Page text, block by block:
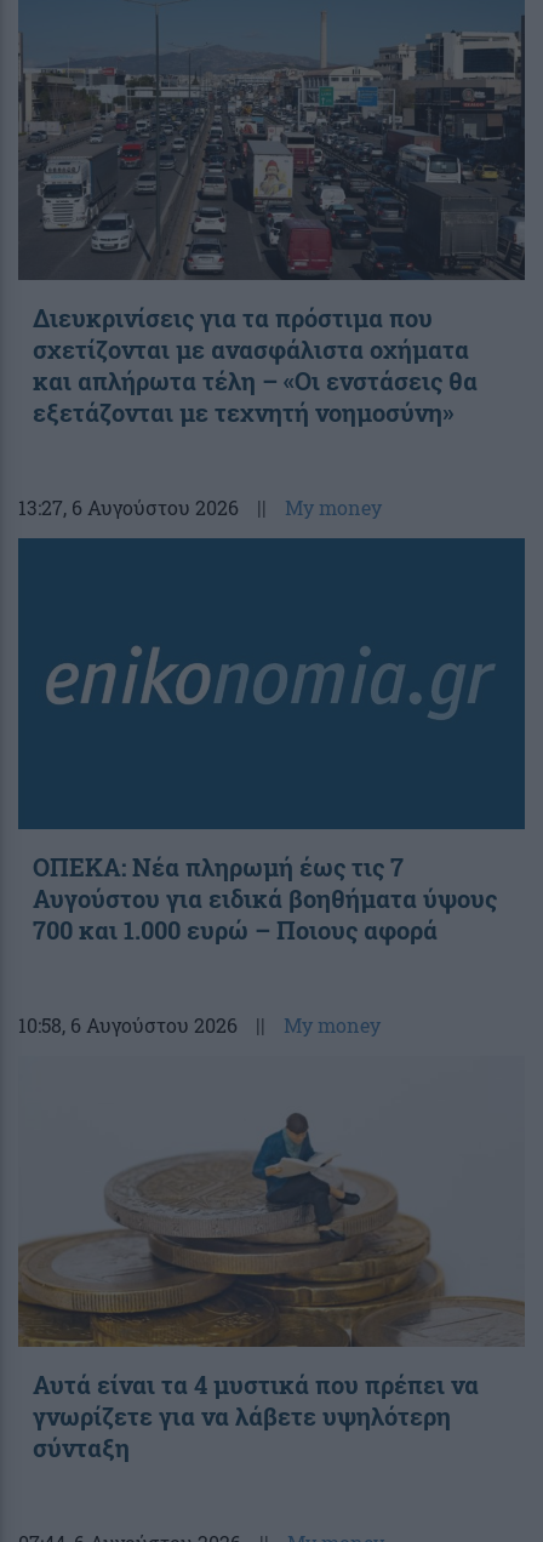
Διευκρινίσεις για τα πρόστιμα που
σχετίζονται με ανασφάλιστα οχήματα
και απλήρωτα τέλη – «Οι ενστάσεις θα
εξετάζονται με τεχνητή νοημοσύνη»
13:27, 6 Αυγούστου 2026 || My money
ΟΠΕΚΑ: Νέα πληρωμή έως τις 7
Αυγούστου για ειδικά βοηθήματα ύψους
700 και 1.000 ευρώ – Ποιους αφορά
10:58, 6 Αυγούστου 2026 || My money
Αυτά είναι τα 4 μυστικά που πρέπει να
γνωρίζετε για να λάβετε υψηλότερη
σύνταξη